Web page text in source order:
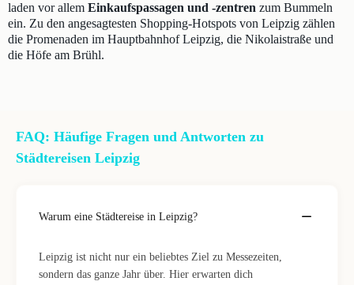
laden vor allem Einkaufspassagen und -zentren zum Bummeln
ein. Zu den angesagtesten Shopping-Hotspots von Leipzig zählen
die Promenaden im Hauptbahnhof Leipzig, die Nikolaistraße und
die Höfe am Brühl.
FAQ: Häufige Fragen und Antworten zu
Städtereisen Leipzig
Warum eine Städtereise in Leipzig?
Leipzig ist nicht nur ein beliebtes Ziel zu Messezeiten,
sondern das ganze Jahr über. Hier erwarten dich